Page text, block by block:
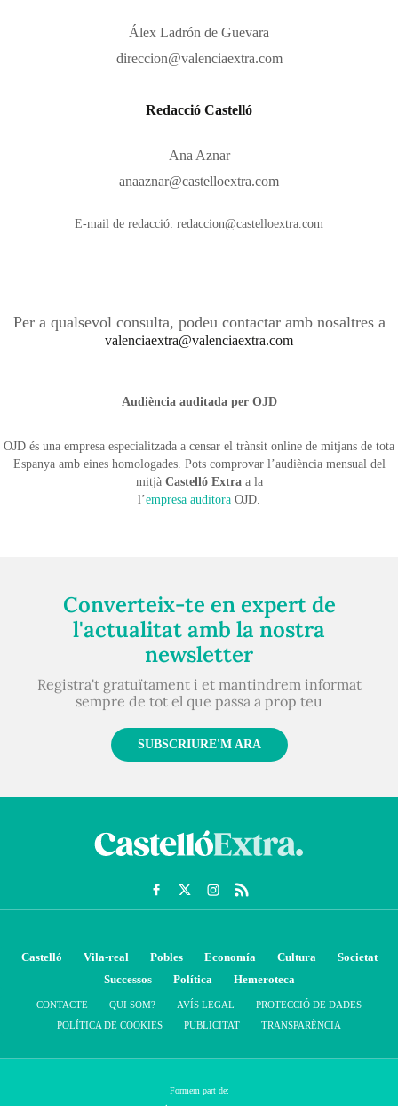
Álex Ladrón de Guevara
direccion@valenciaextra.com
​​​​​​​​​​Redacció Castelló
Ana Aznar
anaaznar@castelloextra.com
E-mail de redacció: redaccion@castelloextra.com
Per a qualsevol consulta, podeu contactar amb nosaltres a
valenciaextra@valenciaextra.com
Audiència auditada per OJD
OJD és una empresa especialitzada a censar el trànsit online de mitjans de tota
Espanya amb eines homologades. Pots comprovar l’audiència mensual del
mitjà Castelló Extraa la
l’empresa auditora ​​​​​​​OJD.
Converteix-te en expert de
l'actualitat amb la nostra
newsletter
Registra't gratuïtament i et mantindrem informat
sempre de tot el que passa a prop teu
SUBSCRIURE'M ARA
Castelló Vila-real Pobles Economía Cultura
Societat
Successos
Política Hemeroteca
CONTACTE QUI SOM? AVÍS LEGAL
PROTECCIÓ DE DADES
POLÍTICA DE COOKIES
PUBLICITAT TRANSPARÈNCIA
Formem part de: